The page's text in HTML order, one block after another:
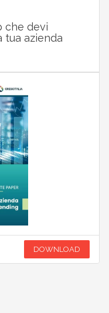
che devi
tua azienda
DOWNLOAD